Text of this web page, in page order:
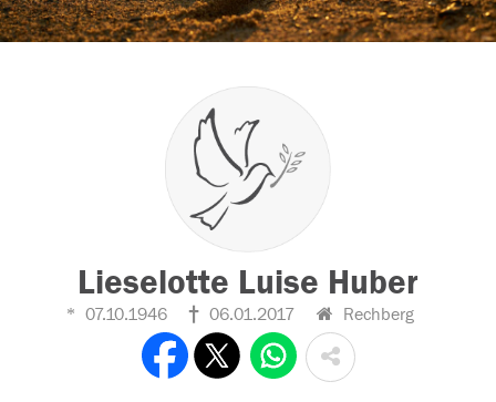
Lieselotte Luise Huber
07.10.1946 06.01.2017 Rechberg